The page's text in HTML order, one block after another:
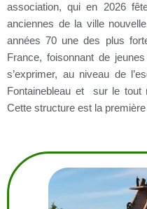
association, qui en 2026
anciennes de la ville
années 70 une des plus
France, foisonnant de
s’exprimer, au niveau de
Fontainebleau et sur le tout
Cette structure est la